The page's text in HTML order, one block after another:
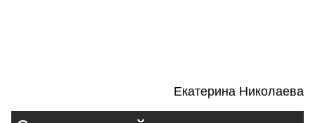
Екатерина Николаева